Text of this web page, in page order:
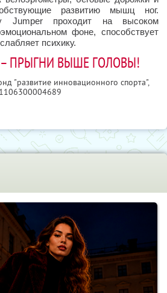
развитию мышц ног.
Jumper проходит на высоком
фоне, способствует
психику.
– ПРЫГНИ ВЫШЕ ГОЛОВЫ!
"развитие инновационного спорта",